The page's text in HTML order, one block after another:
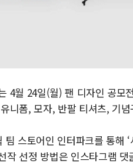
4월 24일(월) 팬 디자인 공모
유니폼, 모자, 반팔 티셔츠, 기
팀 스토어인 인터파크를 통해
작 선정 방법은 인스타그램